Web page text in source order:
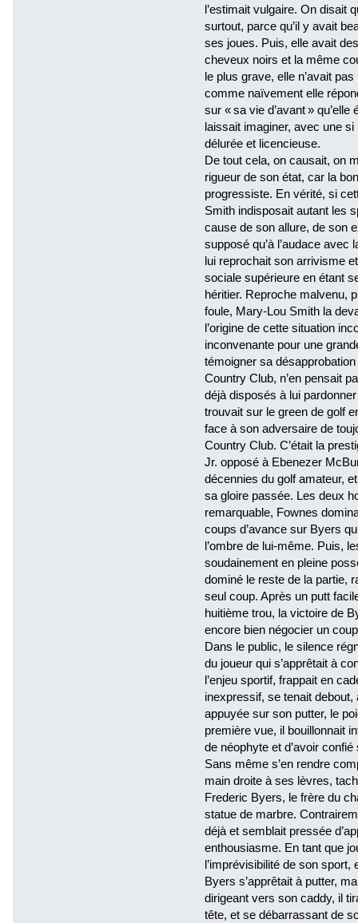
l’estimait vulgaire. On disait
surtout, parce qu’il y avait
ses joues. Puis, elle avait
cheveux noirs et la même
le plus grave, elle n’avait
comme naïvement elle
sur « sa vie d’avant »
laissait imaginer, avec une
délurée et licencieuse.
De tout cela, on causait, on
rigueur de son état, car la
progressiste. En vérité, si
Smith indisposait autant les
cause de son allure, de son
supposé qu’à l’audace avec
lui reprochait son arrivisme
sociale supérieure en étant
héritier. Reproche malvenu,
foule, Mary-Lou Smith la
l’origine de cette situation
inconvenante pour une
témoigner sa
Country Club, n’en pensait
déjà disposés à lui
trouvait sur le green de golf
face à son adversaire de
Country Club. C’était la
Jr. opposé à Ebenezer
décennies du golf amateur,
sa gloire passée. Les deux
remarquable, Fownes
coups d’avance sur Byers
l’ombre de lui-même. Puis,
soudainement en pleine
dominé le reste de la partie,
seul coup. Après un putt
huitième trou, la victoire de
encore bien négocier un
Dans le public, le silence
du joueur qui s’apprêtait à
l’enjeu sportif, frappait en
inexpressif, se tenait
appuyée sur son putter, le
première vue, il bouillonnait
de néophyte et d’avoir
Sans même s’en rendre
main droite à ses lèvres,
Frederic Byers, le frère du
statue de marbre.
déjà et semblait pressée
enthousiasme. En tant que
l’imprévisibilité de son sport,
Byers s’apprêtait à putter,
dirigeant vers son caddy, il
tête, et se débarrassant de